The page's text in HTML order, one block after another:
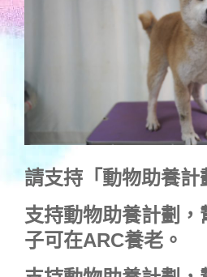
請支持「動物助養計
支持動物助養計劃
子可在ARC養老。